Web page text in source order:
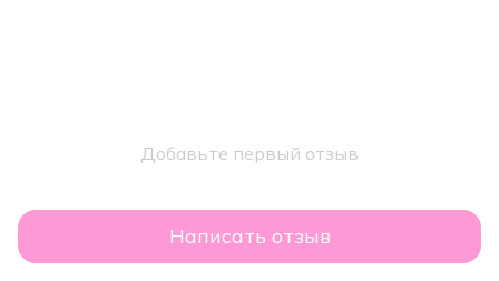
Добавьте первый отзыв
Написать отзыв